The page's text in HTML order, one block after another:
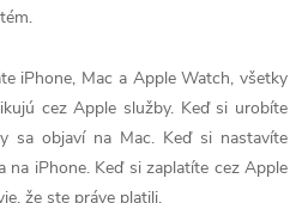
iPhone, Mac a Apple Watch, všetky
cez Apple služby. Keď si urobíte
sa objaví na Mac. Keď si nastavíte
na iPhone. Keď si zaplatíte cez Apple
že ste práve platili.